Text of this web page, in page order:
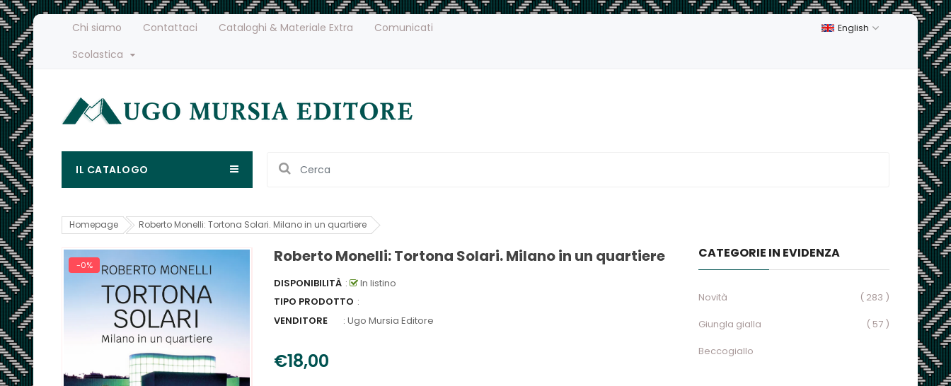
Chi siamo Contattaci Cataloghi & Materiale Extra
Comunicati
Scolastica
English
IL CATALOGO
Homepage Roberto Monelli: Tortona Solari. Milano in un quartiere
-0% Roberto Monelli: Tortona Solari. Milano in un quartiere
DISPONIBILITÀ :
In listino
TIPO PRODOTTO :
VENDITORE
: Ugo Mursia Editore
€18,00
CATEGORIE IN EVIDENZA
Novità
( 283 )
Giungla gialla
( 57 )
Beccogiallo